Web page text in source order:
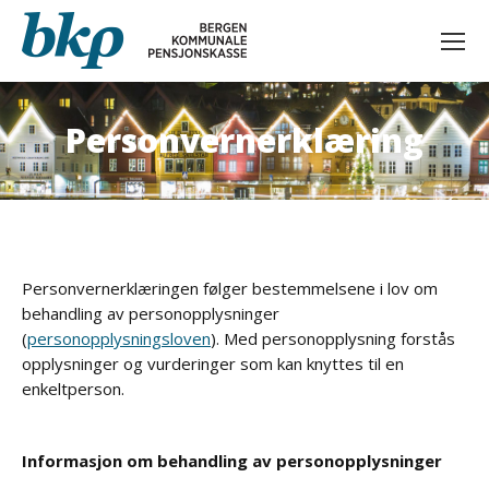
Personvernerklæring
You are here:
Personvernerklæringen følger bestemmelsene i lov om
behandling av personopplysninger
(personopplysningsloven). Med personopplysning forstås
opplysninger og vurderinger som kan knyttes til en
enkeltperson.
Informasjon om behandling av personopplysninger